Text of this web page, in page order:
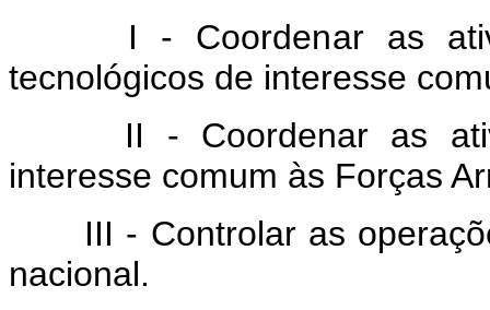
I - Coordenar as
tecnológicos de interesse
II - Coordenar as
interesse comum às Forças
III - Controlar as
nacional.